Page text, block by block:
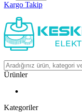
Kargo Takip
Ürünler
Kategoriler